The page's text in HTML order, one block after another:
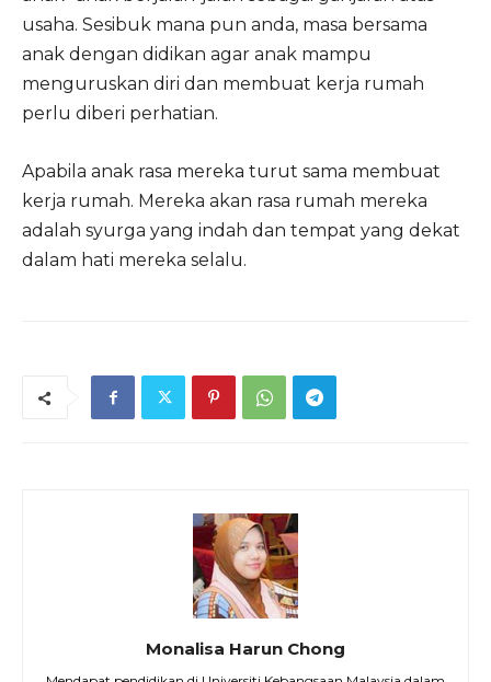
usaha. Sesibuk mana pun anda, masa bersama
anak dengan didikan agar anak mampu
menguruskan diri dan membuat kerja rumah
perlu diberi perhatian.
Apabila anak rasa mereka turut sama membuat
kerja rumah. Mereka akan rasa rumah mereka
adalah syurga yang indah dan tempat yang dekat
dalam hati mereka selalu.
Monalisa Harun Chong